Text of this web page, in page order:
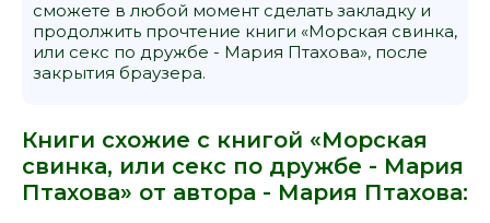
сможете в любой момент сделать закладку и
продолжить прочтение книги «Морская свинка,
или секс по дружбе - Мария Птахова», после
закрытия браузера.
Книги схожие с книгой «Морская
свинка, или секс по дружбе - Мария
Птахова» от автора - Мария Птахова: